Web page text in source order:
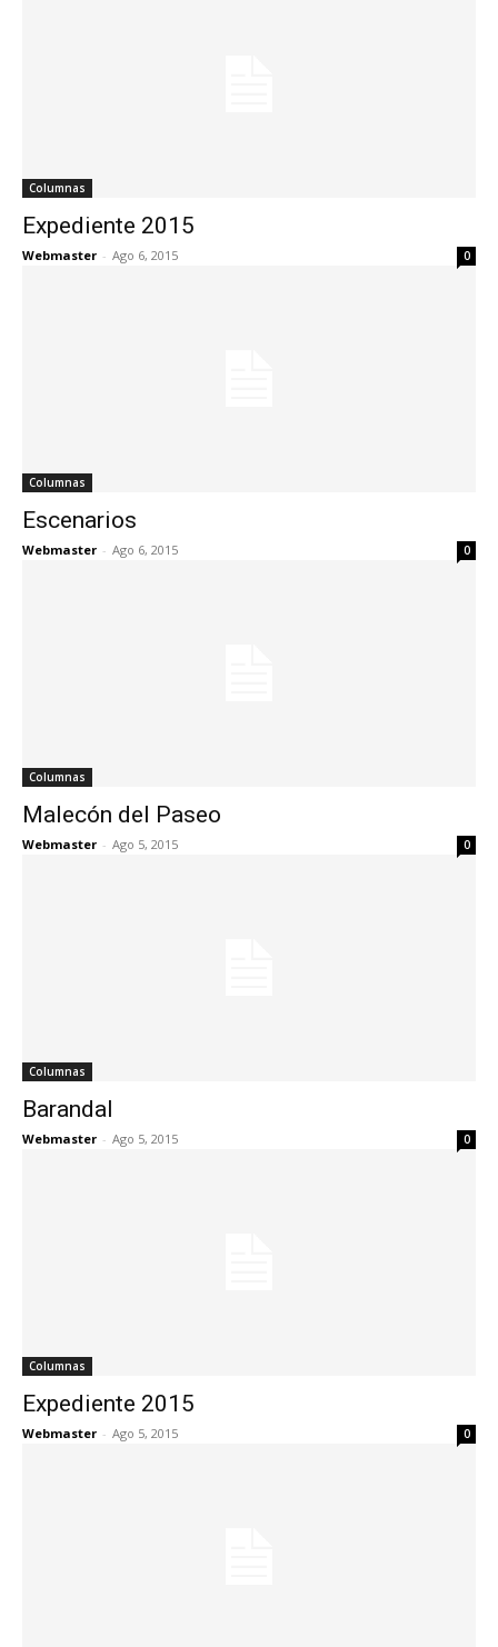
Columnas
Expediente 2015
Webmaster - Ago 6, 2015 0
Columnas
Escenarios
Webmaster - Ago 6, 2015 0
Columnas
Malecón del Paseo
Webmaster - Ago 5, 2015 0
Columnas
Barandal
Webmaster - Ago 5, 2015 0
Columnas
Expediente 2015
Webmaster - Ago 5, 2015 0